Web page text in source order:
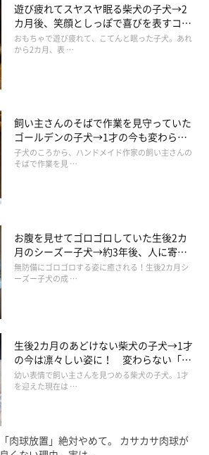
遊び疲れてスヤスヤ眠る柴犬の子犬→2
カ月後、笑顔としっぽで喜びを表すコに
成長！
おもちゃで遊び疲れて、こてんと眠った子犬。あれ
から2カ月、表 …
飼い主さんのそばで作業を見守っていた
ゴールデンの子犬→1才の今も変わらな
い“見守り隊”の姿にほっこり
子犬のころから、ハンドメイド作家の飼い主さんの
そばで作業を見 …
お腹を見せてゴロゴロしていた生後2カ
月のシーズー子犬→約3年後、人に寄り
添う優しいコに成長した姿にほっこり
無防備にゴロゴロする姿に癒される！生後2カ月シ
ーズー子犬の成 …
生後2カ月のあどけない柴犬の子犬→1才
の今は凛々しい姿に！ 変わらない「く
りくりおめめ」にもほっこり
幼い表情で飼い主さんを見つめる柴犬の子犬。1才
を迎えた現在は …
「肉球放置」絶対やめて。 カサカサ肉球が